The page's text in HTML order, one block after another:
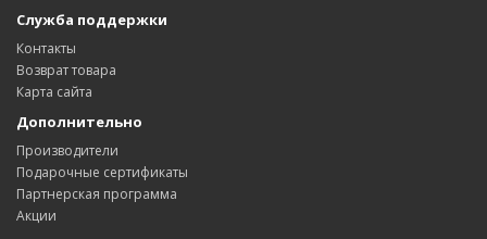
Служба поддержки
Контакты
Возврат товара
Карта сайта
Дополнительно
Производители
Подарочные сертификаты
Партнерская программа
Акции